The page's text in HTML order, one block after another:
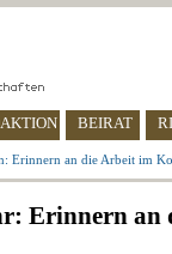
BEIRAT
Erinnern an die Arbeit im
Erinnern an